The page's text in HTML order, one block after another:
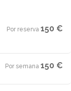
Por reserva·150 €
Por semana·150 €